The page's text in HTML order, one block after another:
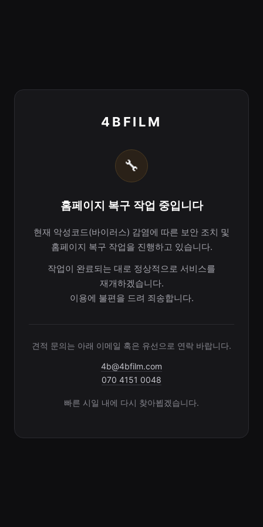
4BFILM
🔧
홈페이지 복구 작업 중입니다
현재 악성코드(바이러스) 감염에 따른 보안 조치 및
홈페이지 복구 작업을 진행하고 있습니다.
작업이 완료되는 대로 정상적으로 서비스를
재개하겠습니다.
이용에 불편을 드려 죄송합니다.
견적 문의는 아래 이메일 혹은 유선으로 연락 바랍니다.
4b@4bfilm.com
070 4151 0048
빠른 시일 내에 다시 찾아뵙겠습니다.